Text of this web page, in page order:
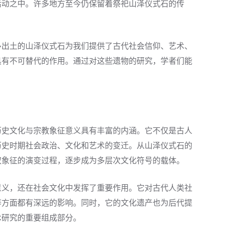
之中。许多地方至今仍保留着祭祀山泽仪式石的传
土的山泽仪式石为我们提供了古代社会信仰、艺术、
不可替代的作用。通过对这些遗物的研究，学者们能
文化与宗教象征意义具有丰富的内涵。它不仅是古人
时期社会政治、文化和艺术的变迁。从山泽仪式石的
征的演变过程，逐步成为多层次文化符号的载体。
，还在社会文化中发挥了重要作用。它对古代人类社
面都有深远的影响。同时，它的文化遗产也为后代提
究的重要组成部分。